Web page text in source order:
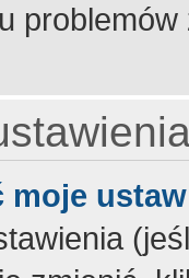
moje